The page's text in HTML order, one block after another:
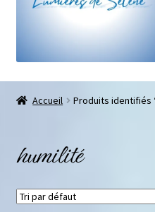
Boutique
Galets pouce anti-stress
Pendentifs sifflet et fioles
Accueil Produits identifiés
humilité